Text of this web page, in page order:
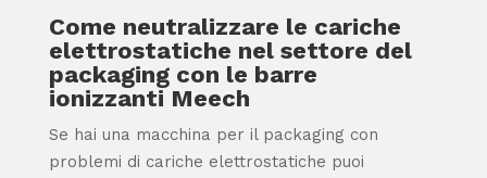
Come neutralizzare le cariche
elettrostatiche nel settore del
packaging con le barre
ionizzanti Meech
Se hai una macchina per il packaging con
problemi di cariche elettrostatiche puoi